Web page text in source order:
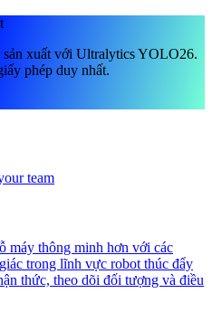
xuất với Ultralytics YOLO26.
phép duy nhất.
máy thông minh hơn với các
trong lĩnh vực robot thúc đẩy
thức, theo dõi đối tượng và điều